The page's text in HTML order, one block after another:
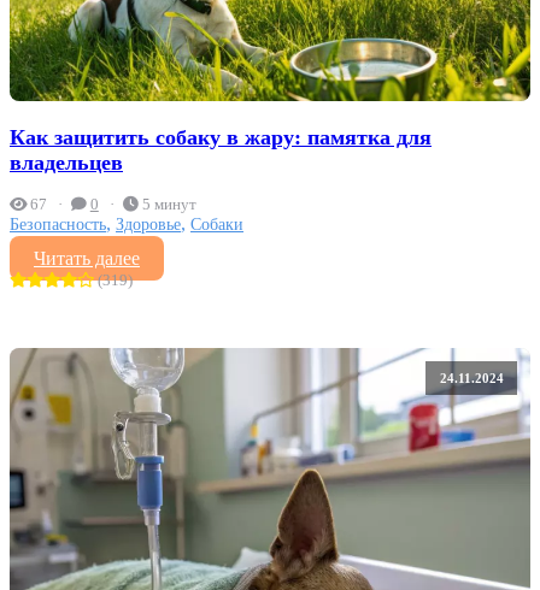
Как защитить собаку в жару: памятка для
владельцев
67 0 5 минут
Безопасность, Здоровье, Собаки
Читать далее
(319)
24.11.2024